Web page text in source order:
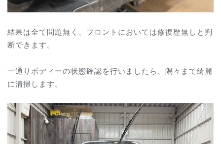
結果は全て問題無く、フロントにおいては修復歴無しと判
断できます。
一通りボディーの状態確認を行いましたら、隅々まで綺麗
に清掃します。